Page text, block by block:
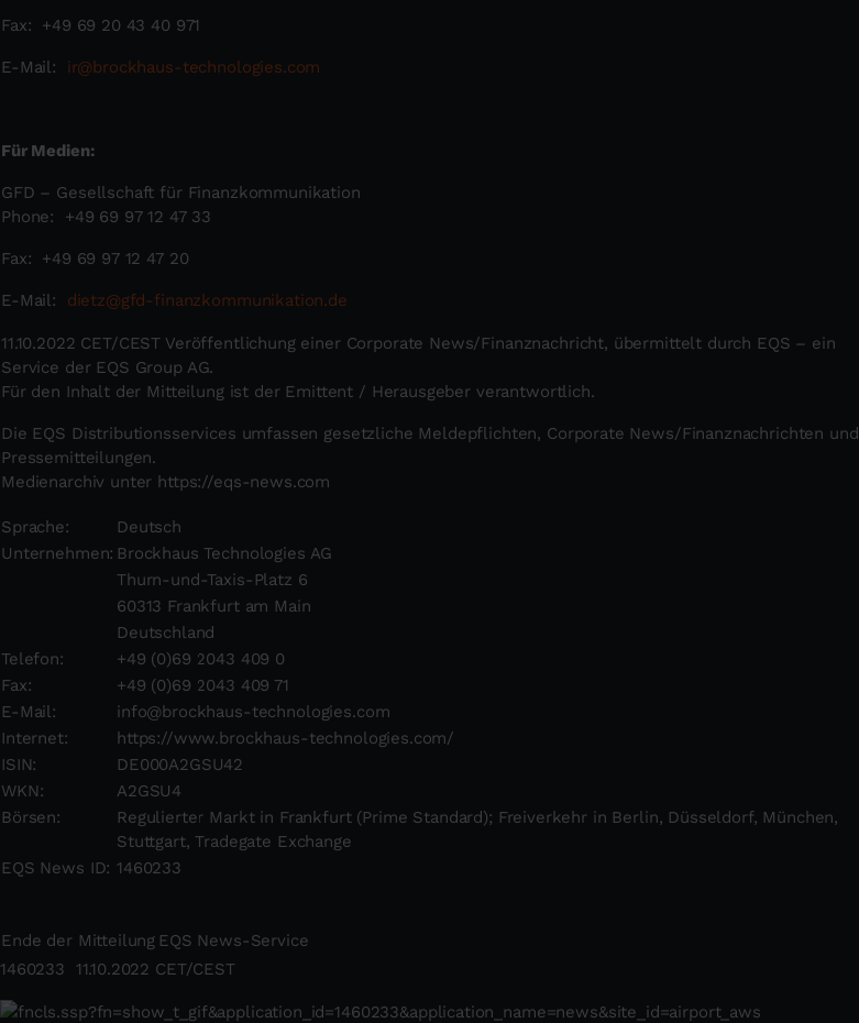
Fax: +49 69 20 43 40 971
E-Mail: ir@brockhaus-technologies.com
Für Medien:
GFD – Gesellschaft für Finanzkommunikation
Phone: +49 69 97 12 47 33
Fax: +49 69 97 12 47 20
E-Mail: dietz@gfd-finanzkommunikation.de
11.10.2022 CET/CEST Veröffentlichung einer Corporate News/Finanznachricht, übermittelt durch EQS – ein
Service der EQS Group AG.
Für den Inhalt der Mitteilung ist der Emittent / Herausgeber verantwortlich.
Die EQS Distributionsservices umfassen gesetzliche Meldepflichten, Corporate News/Finanznachrichten und
Pressemitteilungen.
Medienarchiv unter https://eqs-news.com
Sprache:
Deutsch
Unternehmen: Brockhaus Technologies AG
Thurn-und-Taxis-Platz 6
60313 Frankfurt am Main
Deutschland
Telefon:
+49 (0)69 2043 409 0
Fax:
+49 (0)69 2043 409 71
E-Mail:
info@brockhaus-technologies.com
Internet:
https://www.brockhaus-technologies.com/
ISIN:
DE000A2GSU42
WKN:
A2GSU4
Börsen:
Regulierter Markt in Frankfurt (Prime Standard); Freiverkehr in Berlin, Düsseldorf, München,
Stuttgart, Tradegate Exchange
EQS News ID: 1460233
Ende der Mitteilung EQS News-Service
1460233 11.10.2022 CET/CEST